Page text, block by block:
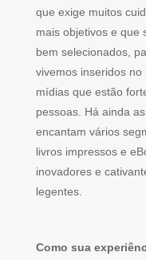
que exige muitos
mais objetivos e que
bem selecionados,
vivemos inseridos
mídias que estão
pessoas. Há ainda
encantam vários
livros impressos e
inovadores e
legentes.
Como sua